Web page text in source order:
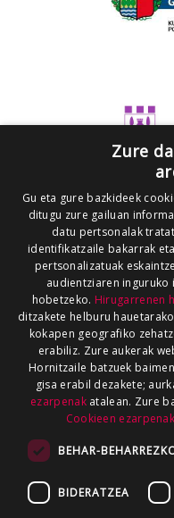
Zure
Gu eta gure bazkideek
ditugu zure gailuan
datu pertsonalak
identifikatzaile bakarrak
pertsonalizatuak
audientziaren
hobetzeko. Hirugarrenen
ditzakete helburu
kokapen geografiko
erabiliz. Zure aukerak
Hornitzaile batzuek
gisa erabil dezakete;
ezarpenakatalean. Zure
Cookieen ezarpenak
BEHAR-
BIDERATZEA